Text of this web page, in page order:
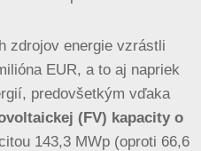
zdrojov energie vzrástli
EUR, a to aj napriek
predovšetkým vďaka
(FV) kapacity o
143,3 MWp (oproti 66,6